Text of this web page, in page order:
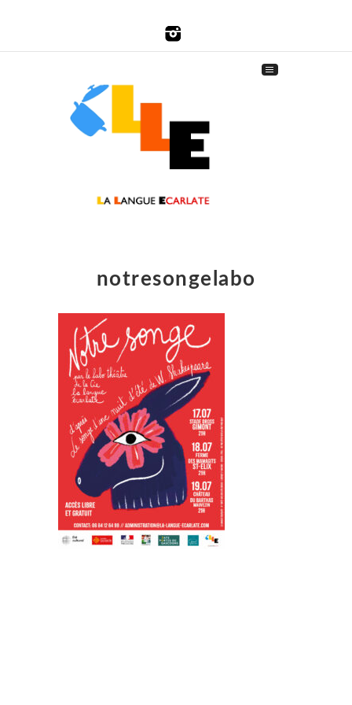
notresongelabo